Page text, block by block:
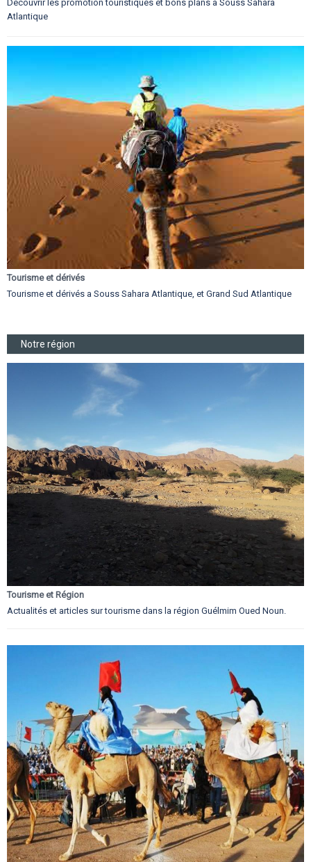
Découvrir les promotion touristiques et bons plans a Souss Sahara
Atlantique
Tourisme et dérivés
Tourisme et dérivés a Souss Sahara Atlantique, et Grand Sud Atlantique
Notre région
Tourisme et Région
Actualités et articles sur tourisme dans la région Guélmim Oued Noun.